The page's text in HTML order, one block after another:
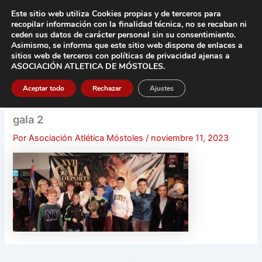
contenido
gala 2
PorAsociación Atlética Móstoles/ noviembre 11, 2023
Este sitio web utiliza Cookies propias y de terceros para
recopilar información con la finalidad técnica, no se recaban ni
ceden sus datos de carácter personal sin su consentimiento.
Asimismo, se informa que este sitio web dispone de enlaces a
sitios web de terceros con políticas de privacidad ajenas a
ASOCIACIÓN ATLETICA DE MÓSTOLES.
Aceptar todo Rechazar Ajustes